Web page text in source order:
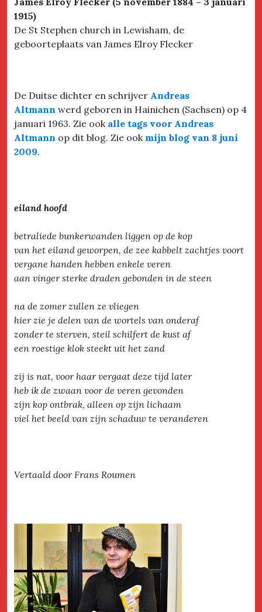
1915)
De St Stephen church in Lewisham, de
geboorteplaats van James Elroy Flecker
De Duitse dichter en schrijver Andreas
Altmann werd geboren in Hainichen (Sachsen) op 4
januari 1963. Zie ook alle tags voor Andreas
Altmann op dit blog. Zie ook mijn blog van 8 juni
2009.
eiland hoofd
betraliede bunkerwanden liggen op de kop
van het eiland geworpen, de zee kabbelt zachtjes voort
vergane handen hebben enkele veren
aan vinger sterke draden gebonden in de steen
na de zomer zullen ze vliegen
hier zie je delen van de wortels van onderaf
zonder te sterven, steil schilfert de kust af
een roestige klok steekt uit het zand
zij is nat, voor haar vergaat deze tijd later
heb ik de zwaan voor de veren gevonden
zijn kop ontbrak, alleen op zijn lichaam
viel het beeld van zijn schaduw te veranderen
Vertaald door Frans Roumen